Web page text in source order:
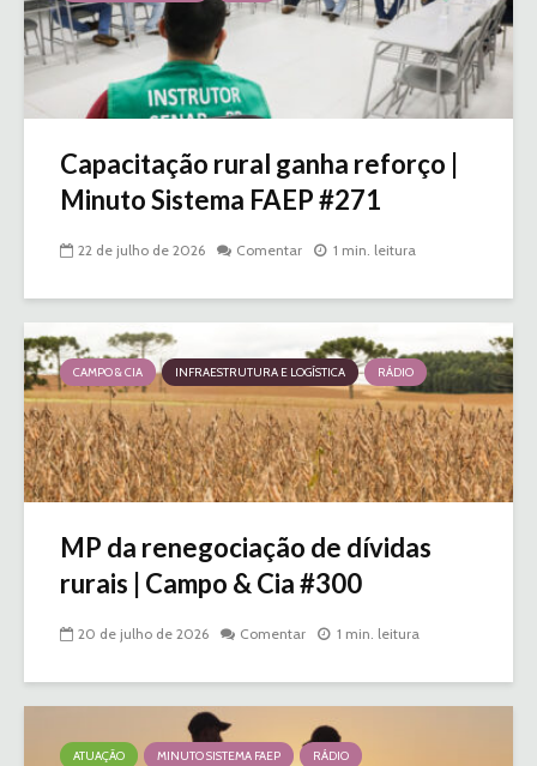
Capacitação rural ganha reforço |
Minuto Sistema FAEP #271
22 de julho de 2026 Comentar 1 min. leitura
CAMPO & CIA INFRAESTRUTURA E LOGÍSTICA RÁDIO
MP da renegociação de dívidas
rurais | Campo & Cia #300
20 de julho de 2026 Comentar 1 min. leitura
ATUAÇÃO MINUTO SISTEMA FAEP RÁDIO